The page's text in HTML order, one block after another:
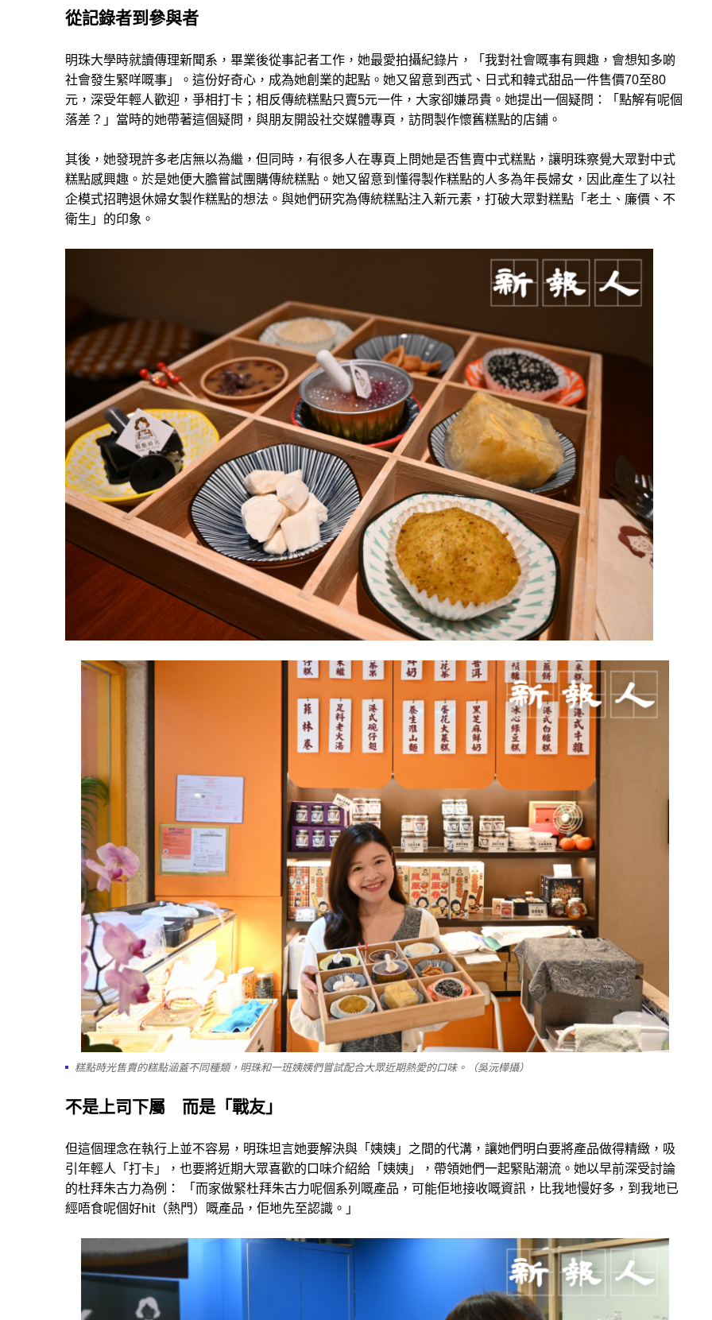
從記錄者到參與者
明珠大學時就讀傳理新聞系，畢業後從事記者工作，她最愛拍攝紀錄片，「我對社會嘅事有興趣，會想知多啲
社會發生緊咩嘅事」。這份好奇心，成為她創業的起點。她又留意到西式、日式和韓式甜品一件售價70至80
元，深受年輕人歡迎，爭相打卡；相反傳統糕點只賣5元一件，大家卻嫌昂貴。她提出一個疑問：「點解有呢個
落差？」當時的她帶著這個疑問，與朋友開設社交媒體專頁，訪問製作懷舊糕點的店鋪。
其後，她發現許多老店無以為繼，但同時，有很多人在專頁上問她是否售賣中式糕點，讓明珠察覺大眾對中式
糕點感興趣。於是她便大膽嘗試團購傳統糕點。她又留意到懂得製作糕點的人多為年長婦女，因此產生了以社
企模式招聘退休婦女製作糕點的想法。與她們研究為傳統糕點注入新元素，打破大眾對糕點「老土、廉價、不
衛生」的印象。
糕點時光售賣的糕點涵蓋不同種類，明珠和一班姨姨們嘗試配合大眾近期熱愛的口味。（吳沅樺攝）
不是上司下屬 而是「戰友」
但這個理念在執行上並不容易，明珠坦言她要解決與「姨姨」之間的代溝，讓她們明白要將產品做得精緻，吸
引年輕人「打卡」，也要將近期大眾喜歡的口味介紹給「姨姨」，帶領她們一起緊貼潮流。她以早前深受討論
的杜拜朱古力為例： 「而家做緊杜拜朱古力呢個系列嘅產品，可能佢地接收嘅資訊，比我地慢好多，到我地已
經唔食呢個好hit（熱門）嘅產品，佢地先至認識。」